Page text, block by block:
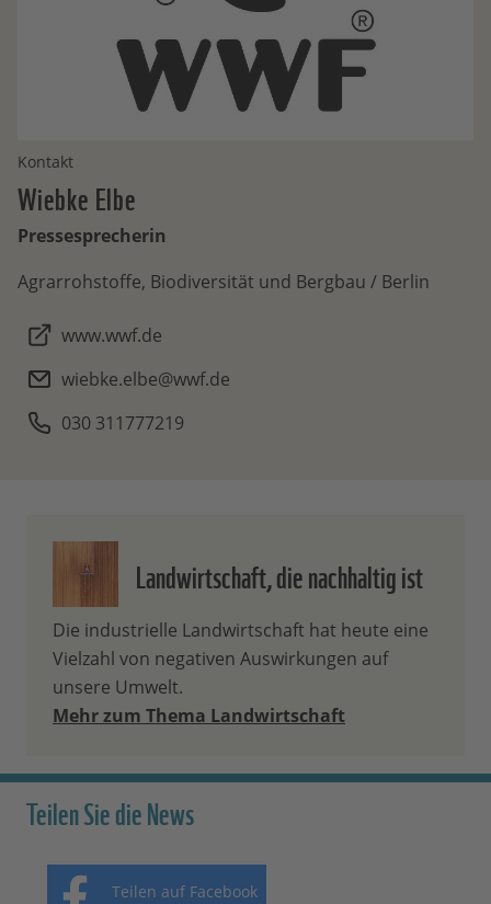
Kontakt
WiebkeElbe
Pressesprecherin
Agrarrohstoffe, Biodiversität und Bergbau / Berlin
www.wwf.de
wiebke.elbe@wwf.de
030 311777219
Landwirtschaft, die nachhaltig ist
Die industrielle Landwirtschaft hat heute eine
Vielzahl von negativen Auswirkungen auf
unsere Umwelt.
Mehr zum Thema Landwirtschaft
Teilen Sie die News
Teilen auf Facebook